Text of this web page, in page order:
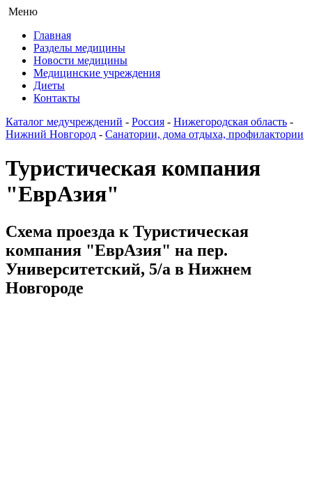
Меню
Главная
Разделы медицины
Новости медицины
Медицинские учреждения
Диеты
Контакты
Каталог медучреждений - Россия - Нижегородская область -
Нижний Новгород - Санатории, дома отдыха, профилактории
Туристическая компания
"ЕврАзия"
Схема проезда к Туристическая
компания "ЕврАзия" на пер.
Университетский, 5/а в Нижнем
Новгороде